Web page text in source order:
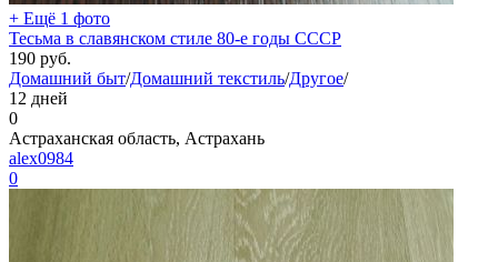
+ Ещё 1 фото
Тесьма в славянском стиле 80-е годы СССР
190 руб.
Домашний быт/Домашний текстиль/Другое/
12 дней
0
Астраханская область, Астрахань
alex0984
0